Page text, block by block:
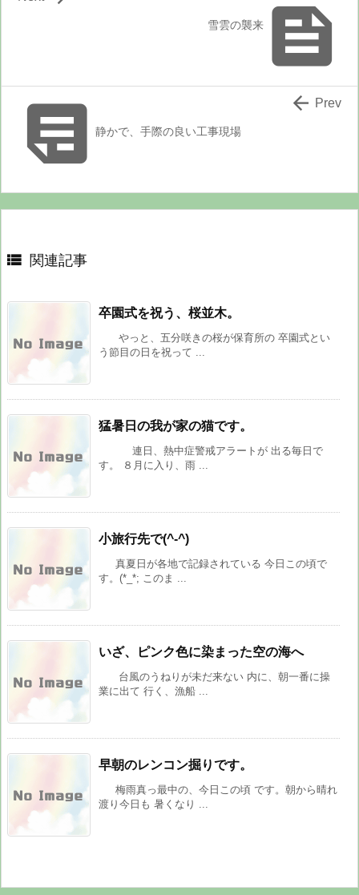

雪雲の襲来
静かで、手際の良い工事現場
 Prev
 関連記事
卒園式を祝う、桜並木。
やっと、五分咲きの桜が保育所の 卒園式とい
う節目の日を祝って ...
猛暑日の我が家の猫です。
連日、熱中症警戒アラートが 出る毎日で
す。 ８月に入り、雨 ...
小旅行先で(^-^)
真夏日が各地で記録されている 今日この頃で
す。(*_*; このま ...
いざ、ピンク色に染まった空の海へ
台風のうねりが未だ来ない 内に、朝一番に操
業に出て 行く、漁船 ...
早朝のレンコン掘りです。
梅雨真っ最中の、今日この頃 です。朝から晴れ
渡り今日も 暑くなり ...